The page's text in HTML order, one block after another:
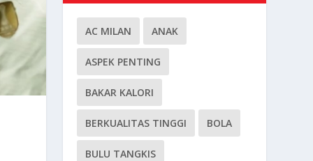
AC MILAN ANAK
ASPEK PENTING
BAKAR KALORI
BERKUALITAS TINGGI BOLA
BULU TANGKIS